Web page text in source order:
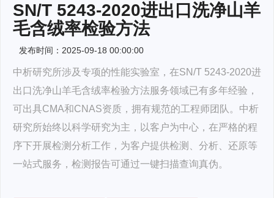
SN/T 5243-2020进出口洗净山羊
毛含绒率检验方法
发布时间：2025-09-18 00:00:00
中析研究所涉及专项的性能实验室，在SN/T 5243-2020进
出口洗净山羊毛含绒率检验方法服务领域已有多年经验，
可出具CMA和CNAS资质，拥有规范的工程师团队。中析
研究所始终以科学研究为主，以客户为中心，在严格的程
序下开展检测分析工作，为客户提供检测、分析、还原等
一站式服务，检测报告可通过一键扫描查询真伪。